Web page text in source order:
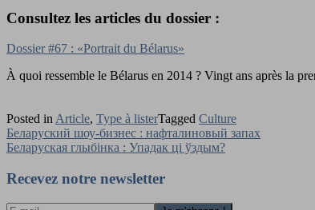
Consultez les articles du dossier :
Dossier #67 : «Portrait du Bélarus»
À quoi ressemble le Bélarus en 2014 ? Vingt ans après la
Posted in Article, Type à listerTagged Culture
Navigation
de
l’article
Белaруский шоу-бизнес : нафталиновый запах
Беларуская глыбінка : Упадак цi ўздым?
Recevez notre newsletter